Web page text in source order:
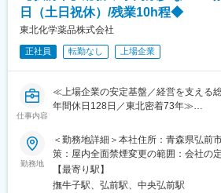
る様々なサービス展開に取り組んでいま
また、女性活躍推進「えるぼし認定3つ
勤務制度対象者の拡大や育児・介護等
員が、再び当社で活躍できるジョブ・
性が活躍できる環境整備に積極的に取
る環境です。現場部門と連携しながら
場づくりを進めていく実感を得られる
には管理部門の中核人材としての成長
※総合職での採用となりますので、入社
可能性がございます。
■裁量と成長を実感できる人事ポジショ
採用・労務・教育と幅広い領域を経験
会社全体に影響を与える仕事に挑戦し
■安定した基盤と働きやすさの両立：
上場企業としての安定した経営基盤に
日（土日祝休）/残業10h程◆
東北化学薬品株式会社
正社員 転勤なし 上場企業
仕事内容
≪上場企業の安定基盤／経営を支える
年間休日128日／東北密着73年≫
・規程整備や株主総会対応まで担い会
がい
・月残業10時間程度と休日128日で無
・上場企業ならではの安定性と将来性
形成
勤務地
＜勤務地詳細＞本社住所：青森県弘前
策：屋内全面禁煙変更の範囲：会社の
【最寄り駅】
撫牛子駅、弘前駅、中央弘前駅